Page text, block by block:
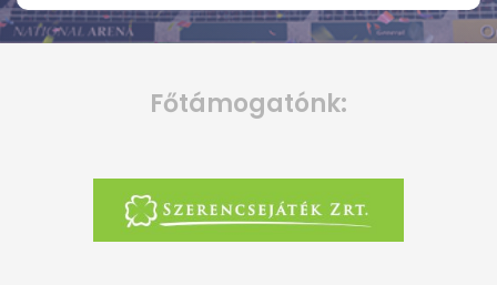
Főtámogatónk: